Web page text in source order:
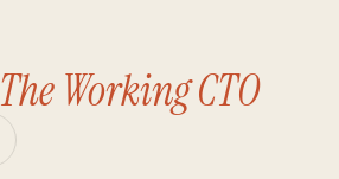
The Working CTO